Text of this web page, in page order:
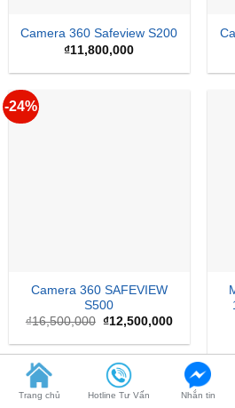
Camera 360 Safeview S200
₫11,800,000
-24%
Camera 360 SAFEVIEW
S500
₫16,500,000 Giá
là:
₫16,500,000.
₫12,500,000Giá
tại
là:
Trang chủ Hotline Tư Vấn Nhắn tin